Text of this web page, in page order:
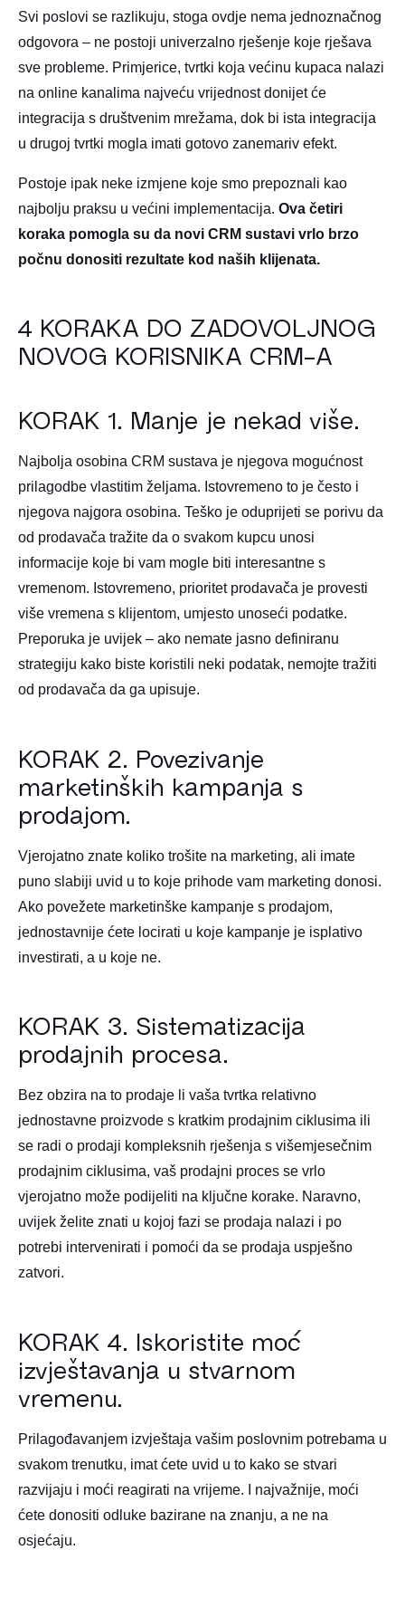
Svi poslovi se razlikuju, stoga ovdje nema jednoznačnog
odgovora – ne postoji univerzalno rješenje koje rješava
sve probleme. Primjerice, tvrtki koja većinu kupaca nalazi
na online kanalima najveću vrijednost donijet će
integracija s društvenim mrežama, dok bi ista integracija
u drugoj tvrtki mogla imati gotovo zanemariv efekt.
Postoje ipak neke izmjene koje smo prepoznali kao
najbolju praksu u većini implementacija. Ova četiri
koraka pomogla su da novi CRM sustavi vrlo brzo
počnu donositi rezultate kod naših klijenata.
4 KORAKA DO ZADOVOLJNOG
NOVOG KORISNIKA CRM-A
KORAK 1. Manje je nekad više.
Najbolja osobina CRM sustava je njegova mogućnost
prilagodbe vlastitim željama. Istovremeno to je često i
njegova najgora osobina. Teško je oduprijeti se porivu da
od prodavača tražite da o svakom kupcu unosi
informacije koje bi vam mogle biti interesantne s
vremenom. Istovremeno, prioritet prodavača je provesti
više vremena s klijentom, umjesto unoseći podatke.
Preporuka je uvijek – ako nemate jasno definiranu
strategiju kako biste koristili neki podatak, nemojte tražiti
od prodavača da ga upisuje.
KORAK 2. Povezivanje
marketinških kampanja s
prodajom.
Vjerojatno znate koliko trošite na marketing, ali imate
puno slabiji uvid u to koje prihode vam marketing donosi.
Ako povežete marketinške kampanje s prodajom,
jednostavnije ćete locirati u koje kampanje je isplativo
investirati, a u koje ne.
KORAK 3. Sistematizacija
prodajnih procesa.
Bez obzira na to prodaje li vaša tvrtka relativno
jednostavne proizvode s kratkim prodajnim ciklusima ili
se radi o prodaji kompleksnih rješenja s višemjesečnim
prodajnim ciklusima, vaš prodajni proces se vrlo
vjerojatno može podijeliti na ključne korake. Naravno,
uvijek želite znati u kojoj fazi se prodaja nalazi i po
potrebi intervenirati i pomoći da se prodaja uspješno
zatvori.
KORAK 4. Iskoristite moć
izvještavanja u stvarnom
vremenu.
Prilagođavanjem izvještaja vašim poslovnim potrebama u
svakom trenutku, imat ćete uvid u to kako se stvari
razvijaju i moći reagirati na vrijeme. I najvažnije, moći
ćete donositi odluke bazirane na znanju, a ne na
osjećaju.